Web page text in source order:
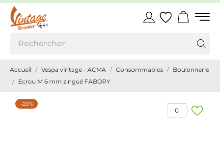
Accueil Vespa vintage - ACMA Consommables
Boulonnerie
Ecrou M 6 mm zingué FABORY
0
-20%